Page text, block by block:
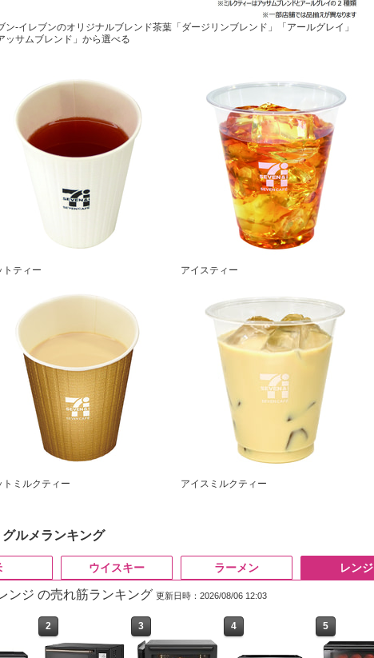
ン‐イレブンのオリジナルブレンド茶葉「ダージリンブレンド」「アールグレイ」
ッサムブレンド」から選べる
トティー アイスティー
トミルクティー アイスミルクティー
ルメランキング
2 3 4 5
ウイスキー
2 3 4 5
ラーメン
2 3 4 5
レンジ
ンジ の売れ筋ランキング 更新日時：2026/08/06 12:03
2 3 4 5